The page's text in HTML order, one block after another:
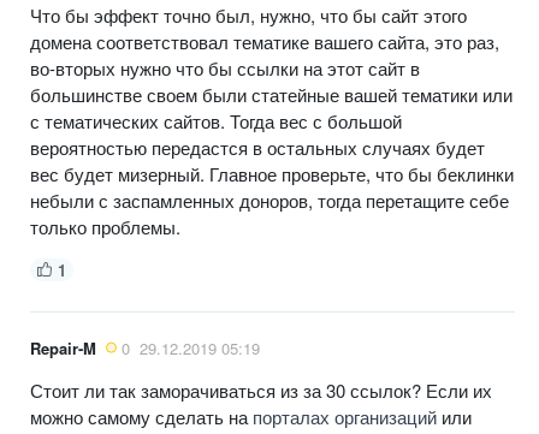
Что бы эффект точно был, нужно, что бы сайт этого
домена соответствовал тематике вашего сайта, это раз,
во-вторых нужно что бы ссылки на этот сайт в
большинстве своем были статейные вашей тематики или
с тематических сайтов. Тогда вес с большой
вероятностью передастся в остальных случаях будет
вес будет мизерный. Главное проверьте, что бы беклинки
небыли с заспамленных доноров, тогда перетащите себе
только проблемы.
1
Repair-M 0 29.12.2019 05:19
Стоит ли так заморачиваться из за 30 ссылок? Если их
можно самому сделать на порталах организаций или